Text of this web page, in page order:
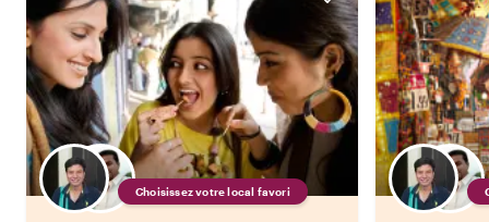
Choisissez votre local favori